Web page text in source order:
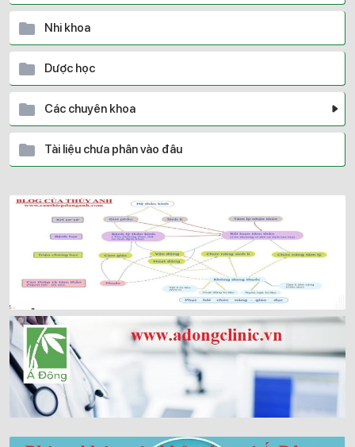
Nhi khoa
Dược học
Các chuyên khoa
Tài liệu chưa phân vào đâu